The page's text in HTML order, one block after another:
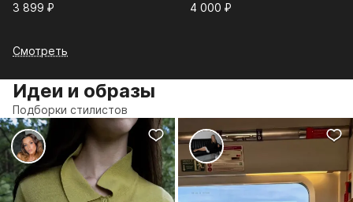
3 899⁠ ⁠₽
4 000⁠ ⁠₽
Смотреть
Идеи и образы
Подборки стилистов